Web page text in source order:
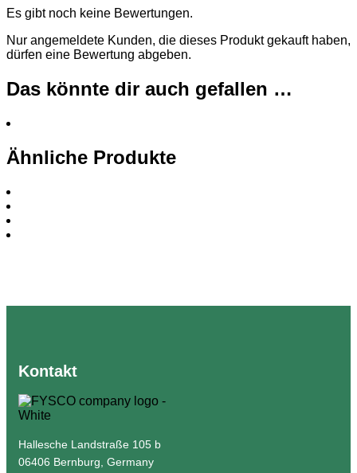
Es gibt noch keine Bewertungen.
Nur angemeldete Kunden, die dieses Produkt gekauft haben,
dürfen eine Bewertung abgeben.
Das könnte dir auch gefallen …
Ähnliche Produkte
Kontakt
Hallesche Landstraße 105 b
06406 Bernburg, Germany